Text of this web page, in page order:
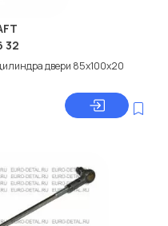
32
двери 85x100x20